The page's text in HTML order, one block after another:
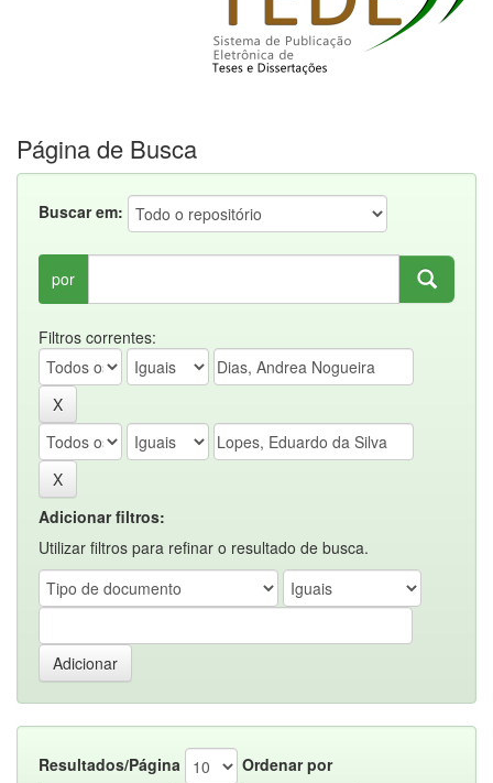
Página de Busca
Buscar em:
por
Filtros correntes:
Adicionar filtros:
Utilizar filtros para refinar o resultado de busca.
Resultados/Página
Ordenar por